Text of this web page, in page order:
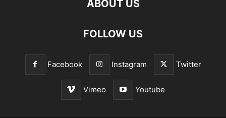
ABOUT US
FOLLOW US
Facebook Instagram Twitter
Vimeo Youtube